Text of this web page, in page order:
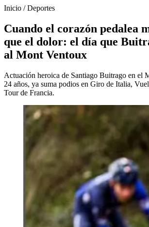
Inicio /Deportes
Cuando el corazón pedalea
que el dolor: el día que
al Mont Ventoux
Actuación heroica de Santiago Buitrago en el
24 años, ya suma podios en Giro de Italia,
Tour de Francia.